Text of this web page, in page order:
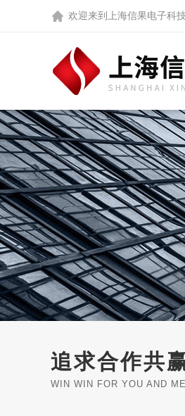
欢迎来到 上海信果电子科
追求合作共
WIN WIN FOR YOU AND ME